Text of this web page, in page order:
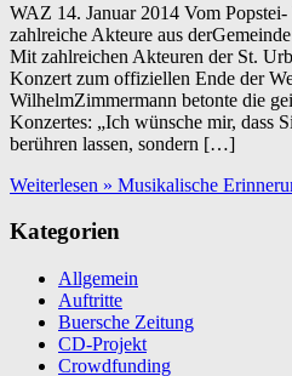
WAZ 14. Januar 2014 Vom
zahlreiche Akteure aus
Mit zahlreichen Akteuren der St.
Konzert zum offiziellen Ende der
WilhelmZimmermann betonte die
Konzertes: „Ich wünsche mir, dass
berühren lassen, sondern […]
Weiterlesen » Musikalische
Kategorien
Allgemein
Auftritte
Buersche Zeitung
CD-Projekt
Crowdfunding